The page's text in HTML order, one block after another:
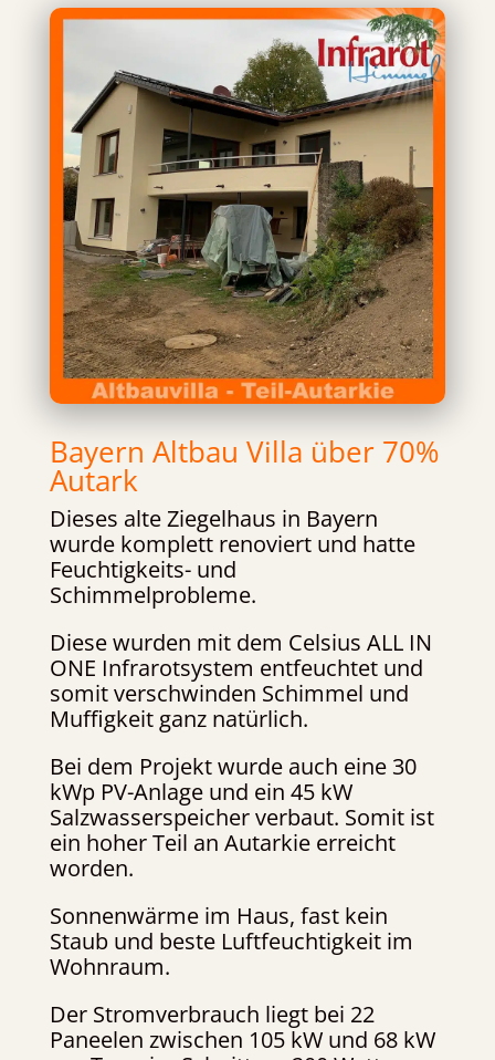
Bayern Altbau Villa über 70%
Autark
Dieses alte Ziegelhaus in Bayern
wurde komplett renoviert und hatte
Feuchtigkeits- und
Schimmelprobleme.
Diese wurden mit dem Celsius ALL IN
ONE Infrarotsystem entfeuchtet und
somit verschwinden Schimmel und
Muffigkeit ganz natürlich.
Bei dem Projekt wurde auch eine 30
kWp PV-Anlage und ein 45 kW
Salzwasserspeicher verbaut. Somit ist
ein hoher Teil an Autarkie erreicht
worden.
Sonnenwärme im Haus, fast kein
Staub und beste Luftfeuchtigkeit im
Wohnraum.
Der Stromverbrauch liegt bei 22
Paneelen zwischen 105 kW und 68 kW